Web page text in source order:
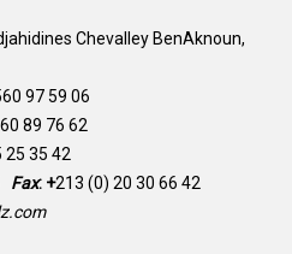
Chevalley BenAknoun,
97 59 06
89 76 62
35 42
Fax: +213 (0) 20 30 66 42